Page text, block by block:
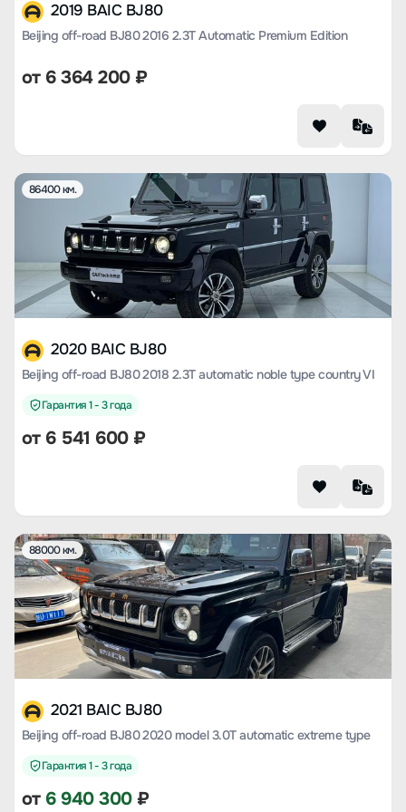
2019 BAIC BJ80
Beijing off-road BJ80 2016 2.3T Automatic Premium Edition
от 6 364 200₽
86400 км.
2020 BAIC BJ80
Beijing off-road BJ80 2018 2.3T automatic noble type country VI
Гарантия 1 - 3 года
от 6 541 600₽
88000 км.
2021 BAIC BJ80
Beijing off-road BJ80 2020 model 3.0T automatic extreme type
Гарантия 1 - 3 года
от 6 940 300₽